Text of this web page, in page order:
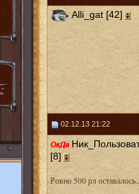
Alli_gat [42]
02.12.13 21:22
[8]
Ровно 500 рл